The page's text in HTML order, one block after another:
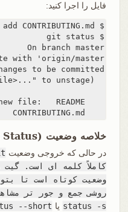
فایل را اجرا کنید:
$ git status
On branch master
خلاصه وضعیت (Short Status)
در حالی که خروجی وضعیت
کاملاً کلمه ای است.
وضعیت کوتاه است تا
status -s یا --short